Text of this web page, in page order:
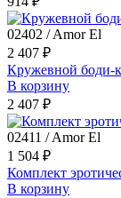
02402 / Amor El
2 407 ₽
Кружевной боди-
В корзину
2 407 ₽
02411 / Amor El
1 504 ₽
Комплект
В корзину